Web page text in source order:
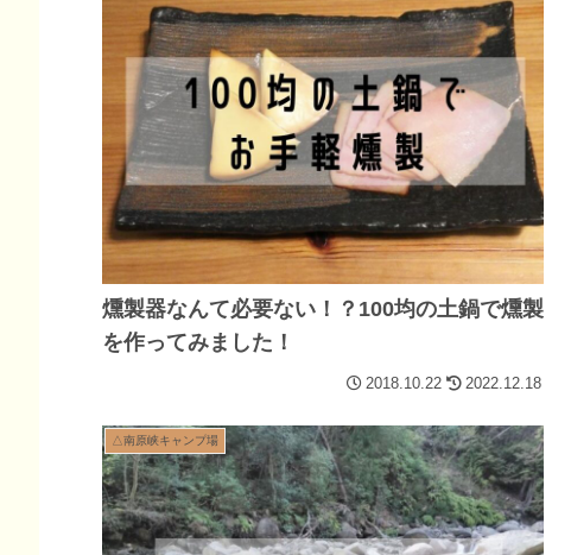
燻製器なんて必要ない！？100均の土鍋で燻製
を作ってみました！
2018.10.22 2022.12.18
△南原峡キャンプ場